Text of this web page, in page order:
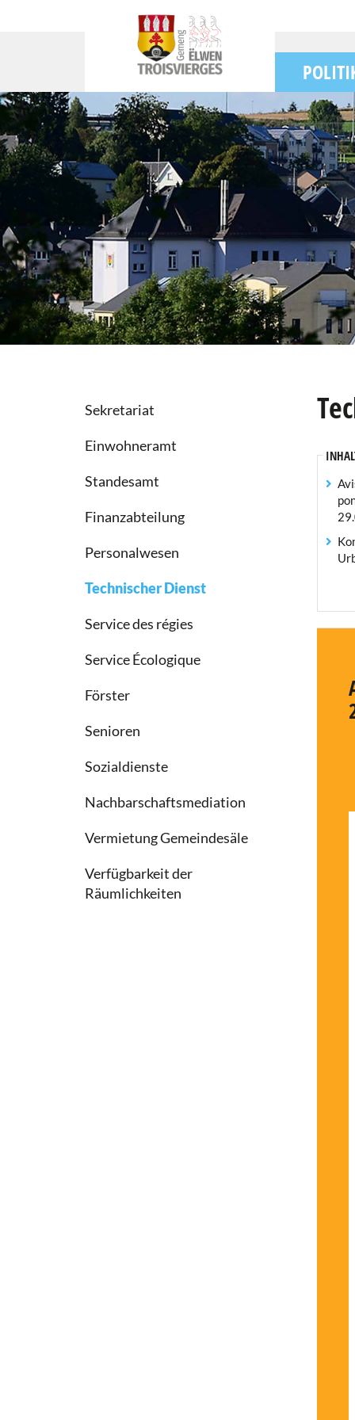
Sekretariat
Einwohneramt
Standesamt
Finanzabteilung
Personalwesen
Technischer Dienst
Service des régies
Service Écologique
Förster
Senioren
Sozialdienste
Nachbarschaftsmediation
Vermietung Gemeindesäle
Verfügbarkeit der
Räumlichkeiten